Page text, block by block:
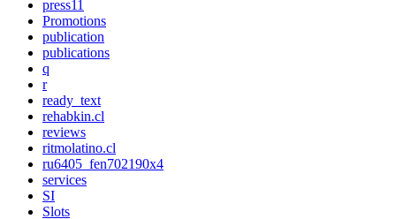
press11
Promotions
publication
publications
q
r
ready_text
rehabkin.cl
reviews
ritmolatino.cl
ru6405_fen702190x4
services
SI
Slots